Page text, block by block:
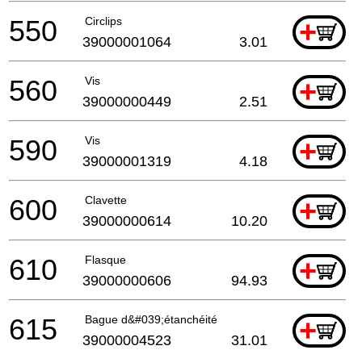
Circlips +
550 39000001064 3.01
Vis +
560 39000000449 2.51
Vis +
590 39000001319 4.18
Clavette +
600 39000000614 10.20
Flasque +
610 39000000606 94.93
Bague d&#039;étanchéité +
615 39000004523 31.01